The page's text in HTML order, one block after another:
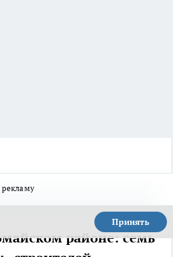
рекламу
Принять
районе: семь